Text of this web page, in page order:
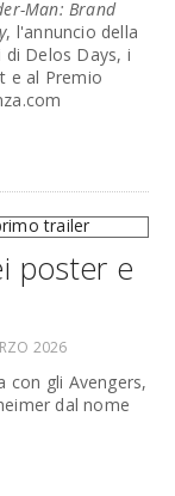
Man: Brand
, l'annuncio della
Delos Days, i
e al Premio
poster e
2026
con gli Avengers,
dal nome